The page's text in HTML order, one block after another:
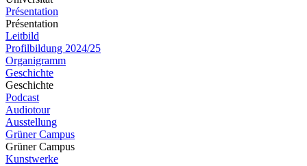
Présentation
Présentation
Leitbild
Profilbildung 2024/25
Organigramm
Geschichte
Geschichte
Podcast
Audiotour
Ausstellung
Grüner Campus
Grüner Campus
Kunstwerke